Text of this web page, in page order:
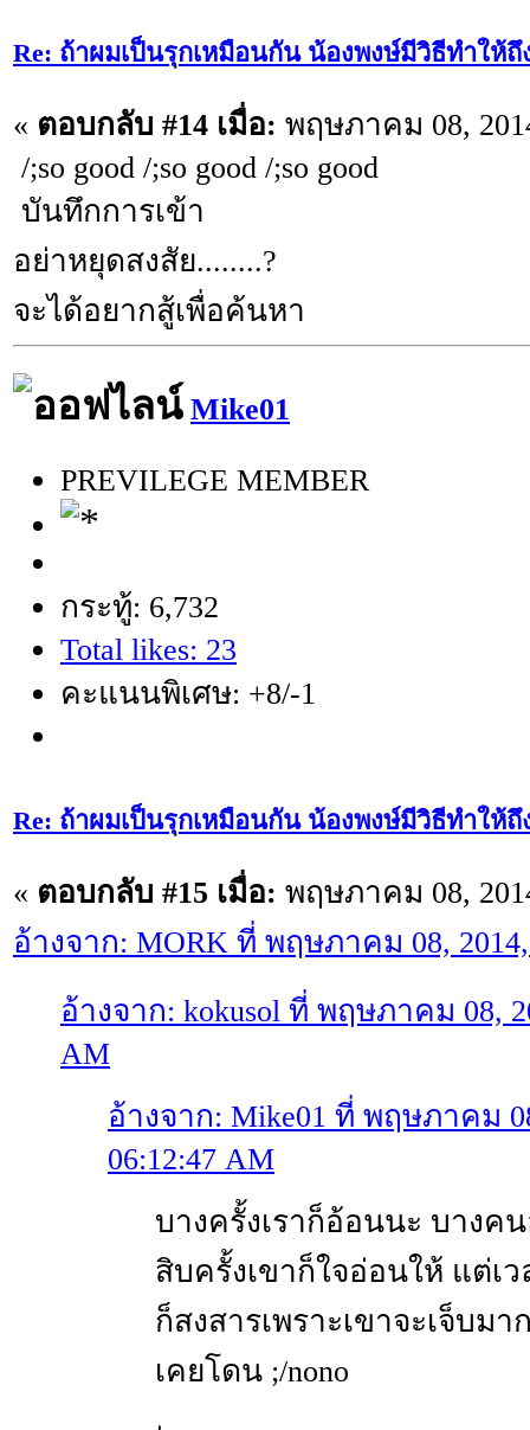
Re: ถ้าผมเป็นรุกเหมือนกัน น้องพงษ์มีวิธีทำให้ถึ
« ตอบกลับ #14 เมื่อ: พฤษภาคม 08,
/;so good /;so good /;so good
บันทึกการเข้า
อย่าหยุดสงสัย........?
จะได้อยากสู้เพื่อค้นหา
Mike01
PREVILEGE MEMBER
กระทู้: 6,732
Total likes: 23
คะแนนพิเศษ: +8/-1
Re: ถ้าผมเป็นรุกเหมือนกัน น้องพงษ์มีวิธีทำให้ถึ
« ตอบกลับ #15 เมื่อ: พฤษภาคม 08,
อ้างจาก: MORK ที่ พฤษภาคม 08, 2014,
อ้างจาก: kokusol ที่ พฤษภาคม 08,
AM
อ้างจาก: Mike01 ที่ พฤษภาคม
06:12:47 AM
บางครั้งเราก็อ้อนนะ บางค
สิบครั้งเขาก็ใจอ่อนให้ แต่เว
ก็สงสารเพราะเขาจะเจ็บมา
เคยโดน ;/nono